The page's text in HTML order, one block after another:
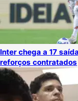
Inter chega a 17
reforços contratados